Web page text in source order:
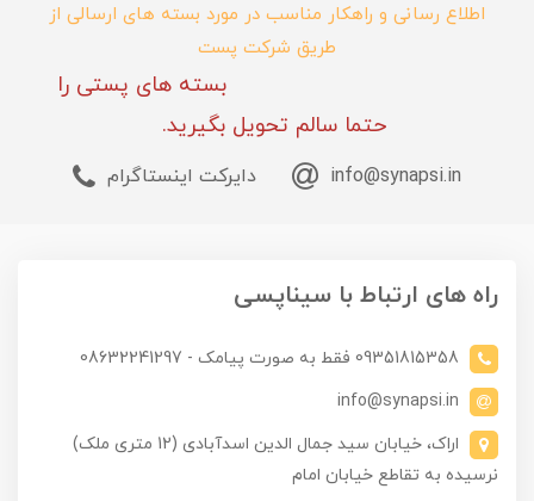
اطلاع رسانی و راهکار مناسب در مورد بسته های ارسالی از
طریق شرکت پست
بسته های پستی را
حتما سالم تحویل بگیرید.
info@synapsi.in دایرکت اینستاگرام
راه های ارتباط با سیناپسی
09351815358 فقط به صورت پیامک - 08632241297
info@synapsi.in
اراک، خیابان سید جمال الدین اسدآبادی (12 متری ملک)
نرسیده به تقاطع خیابان امام